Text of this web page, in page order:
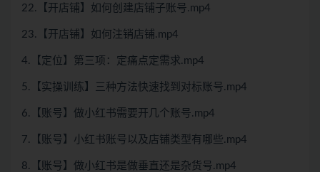
22.【开店铺】如何创建店铺子账号.mp4
23.【开店铺】如何注销店铺.mp4
4.【定位】第三项：定痛点定需求.mp4
5.【实操训练】三种方法快速找到对标账号.mp4
6.【账号】做小红书需要开几个账号.mp4
7.【账号】小红书账号以及店铺类型有哪些.mp4
8.【账号】做小红书是做垂直还是杂货号.mp4